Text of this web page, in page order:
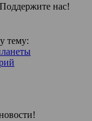
нас!
тему: